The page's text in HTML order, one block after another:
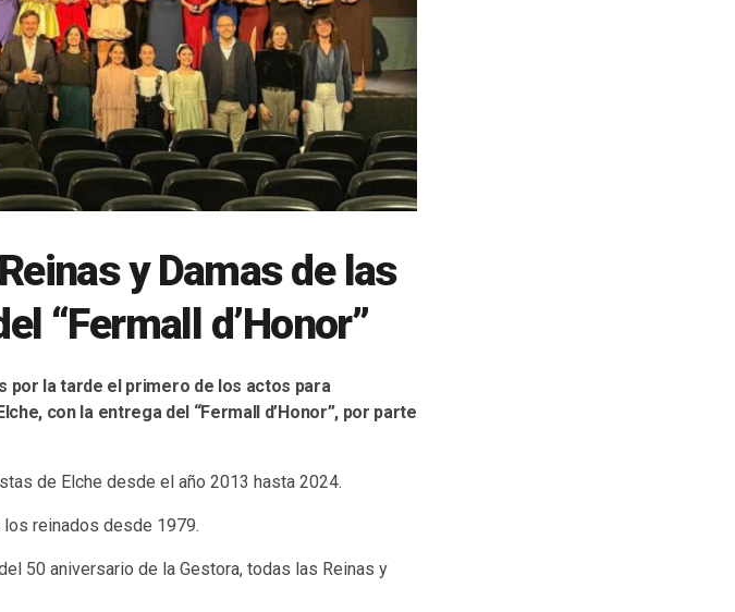
y Damas de las
“Fermall d’Honor”
por la tarde el primero de los actos para
con la entrega del “Fermall d’Honor”, por parte
de Elche desde el año 2013 hasta 2024.
reinados desde 1979.
50 aniversario de la Gestora, todas las Reinas y